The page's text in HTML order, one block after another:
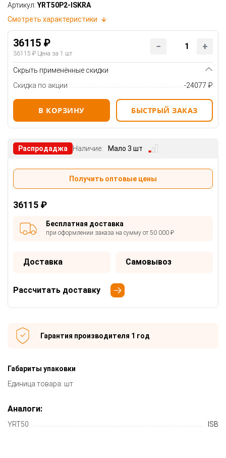
Артикул: YRT50P2-ISKRA
Смотреть характеристики
36115 ₽
36115 ₽ Цена за 1 шт
Скрыть применённые скидки
Скидка по акции
-24077 ₽
В КОРЗИНУ БЫСТРЫЙ ЗАКАЗ
Распродаджа Наличие: Мало 3 шт
Получить оптовые цены
36115 ₽
Бесплатная доставка
при оформлении заказа на сумму от 50 000 ₽
Доставка Самовывоз
Рассчитать доставку
Гарантия производителя 1 год
Габариты упаковки
Единица товара: шт
Аналоги:
YRT50 ISB